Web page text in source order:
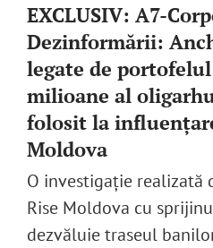
EXCLUSIV: A7-
Dezinformării:
legate de
milioane al
folosit la
Moldova
O investigație realizată
Rise Moldova cu
dezvăluie traseul